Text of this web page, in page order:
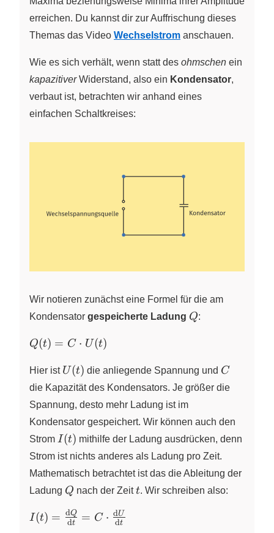
erreichen. Du kannst dir zur Auffrischung dieses
Themas das Video Wechselstrom anschauen.
Wie es sich verhält, wenn statt des ohmschen ein
kapazitiverWiderstand, also ein Kondensator,
verbaut ist, betrachten wir anhand eines
einfachen Schaltkreises:
Wir notieren zunächst eine Formel für die am
Kondensator gespeicherte Ladung Q
Q:
Q(t)
\cdot
U(t)
Q(t) = C ⋅ U(t)
Hier ist U(t)
U(t) die anliegende Spannung und C
C
die Kapazität des Kondensators. Je größer die
Spannung, desto mehr Ladung ist im
Kondensator gespeichert. Wir können auch den
Strom I(t)
I(t) mithilfe der Ladung ausdrücken, denn
Strom ist nichts anderes als Ladung pro Zeit.
Mathematisch betrachtet ist das die Ableitung der
Ladung Q
Q nach der Zeitt
t. Wir schreiben also:
I(t) =
I(t) = dt
dQ = C ⋅ dt
dU